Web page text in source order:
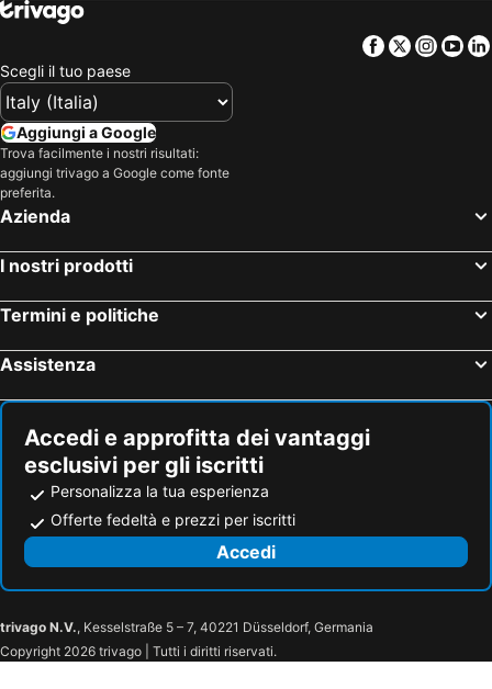
Facebook
Twitter
Scegli il tuo paese
Aggiungi a Google
Trova facilmente i nostri risultati:
aggiungi trivago a Google come fonte
preferita.
Azienda
I nostri prodotti
Termini e politiche
Assistenza
Accedi e approfitta dei vantaggi
esclusivi per gli iscritti
Personalizza la tua esperienza
Offerte fedeltà e prezzi per iscritti
Accedi
trivago N.V., Kesselstraße 5 – 7, 40221 Düsseldorf, Germania
Copyright 2026 trivago | Tutti i diritti riservati.